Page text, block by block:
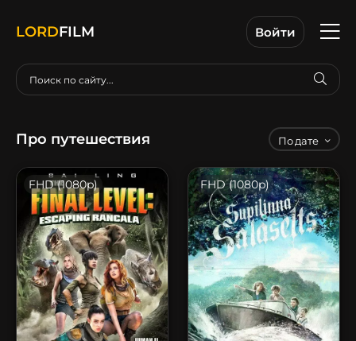
LORDFILM Войти
Про путешествия дате
FHD (1080p) FHD (1080p)